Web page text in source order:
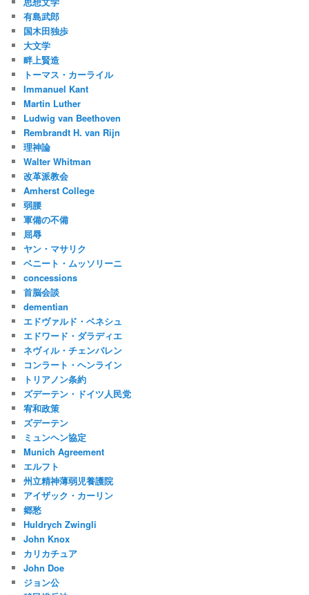
有島武郎
国木田独歩
大文学
畔上賢造
トーマス・カーライル
Immanuel Kant
Martin Luther
Ludwig van Beethoven
Rembrandt H. van Rijn
理神論
Walter Whitman
改革派教会
Amherst College
弱腰
軍備の不備
屈辱
ヤン・マサリク
ベニート・ムッソリーニ
concessions
首脳会談
dementian
エドヴァルド・ベネシュ
エドワード・ダラディエ
ネヴィル・チェンバレン
コンラート・ヘンライン
トリアノン条約
ズデーテン・ドイツ人民党
宥和政策
ズデーテン
ミュンヘン協定
Munich Agreement
エルフト
州立精神薄弱児養護院
アイザック・カーリン
郷愁
Huldrych Zwingli
John Knox
カリカチュア
John Doe
ジョン公